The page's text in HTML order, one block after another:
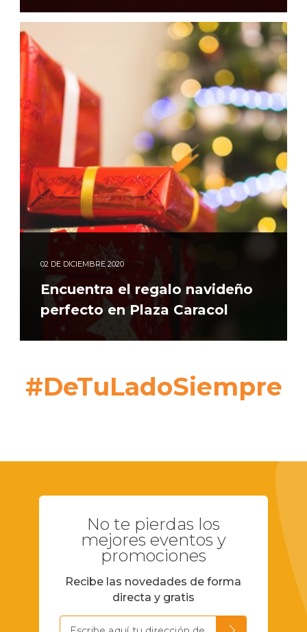
02 DE DICIEMBRE 2020
Encuentra el regalo navideño
perfecto en Plaza Caracol
#DeTuLadoSiempre
No te pierdas los
mejores eventos y
promociones
Recibe las novedades de forma
directa y gratis